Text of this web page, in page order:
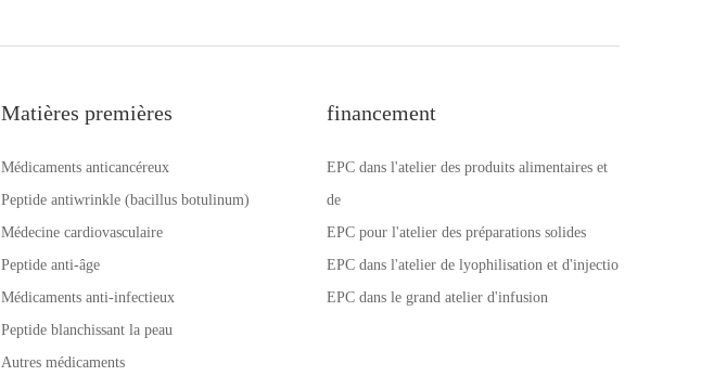
Matières premières
Médicaments anticancéreux
Peptide antiwrinkle (bacillus botulinum)
Médecine cardiovasculaire
Peptide anti-âge
Médicaments anti-infectieux
Peptide blanchissant la peau
Autres médicaments
financement
EPC dans l'atelier des produits alimentaires et
de
EPC pour l'atelier des préparations solides
EPC dans l'atelier de lyophilisation et d'injectio
EPC dans le grand atelier d'infusion